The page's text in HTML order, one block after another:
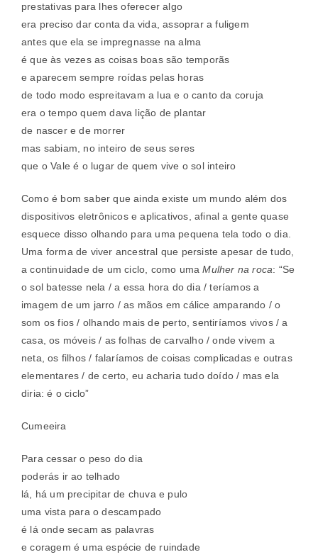
prestativas para lhes oferecer algo
era preciso dar conta da vida, assoprar a fuligem
antes que ela se impregnasse na alma
é que às vezes as coisas boas são temporãs
e aparecem sempre roídas pelas horas
de todo modo espreitavam a lua e o canto da coruja
era o tempo quem dava lição de plantar
de nascer e de morrer
mas sabiam, no inteiro de seus seres
que o Vale é o lugar de quem vive o sol inteiro
Como é bom saber que ainda existe um mundo além dos
dispositivos eletrônicos e aplicativos, afinal a gente quase
esquece disso olhando para uma pequena tela todo o dia.
Uma forma de viver ancestral que persiste apesar de tudo,
a continuidade de um ciclo, como umaMulher na roca: “Se
o sol batesse nela / a essa hora do dia / teríamos a
imagem de um jarro / as mãos em cálice amparando / o
som os fios / olhando mais de perto, sentiríamos vivos / a
casa, os móveis / as folhas de carvalho / onde vivem a
neta, os filhos / falaríamos de coisas complicadas e outras
elementares / de certo, eu acharia tudo doído / mas ela
diria: é o ciclo”
Cumeeira
Para cessar o peso do dia
poderás ir ao telhado
lá, há um precipitar de chuva e pulo
uma vista para o descampado
é lá onde secam as palavras
e coragem é uma espécie de ruindade